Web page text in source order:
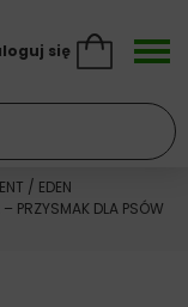
się
/ EDEN
PRZYSMAK DLA PSÓW